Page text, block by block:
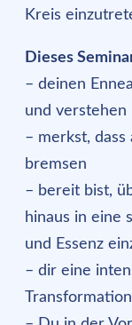
Kreis
Dieses
– deinen
und verstehen
– merkst,
bremsen
– bereit bist,
hinaus in eine
und Essenz
– dir eine